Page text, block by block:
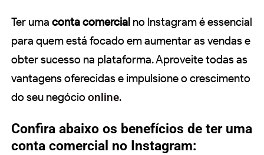
Ter uma conta comercial no Instagram é essencial
para quem está focado em aumentar as vendas e
obter sucesso na plataforma. Aproveite todas as
vantagens oferecidas e impulsione o crescimento
do seu negócio online.
Confira abaixo os benefícios de ter uma
conta comercial no Instagram: